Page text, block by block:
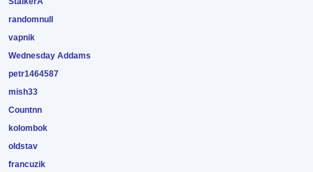
randomnull
vapnik
Wednesday Addams
petr1464587
mish33
Countnn
kolombok
oldstav
francuzik